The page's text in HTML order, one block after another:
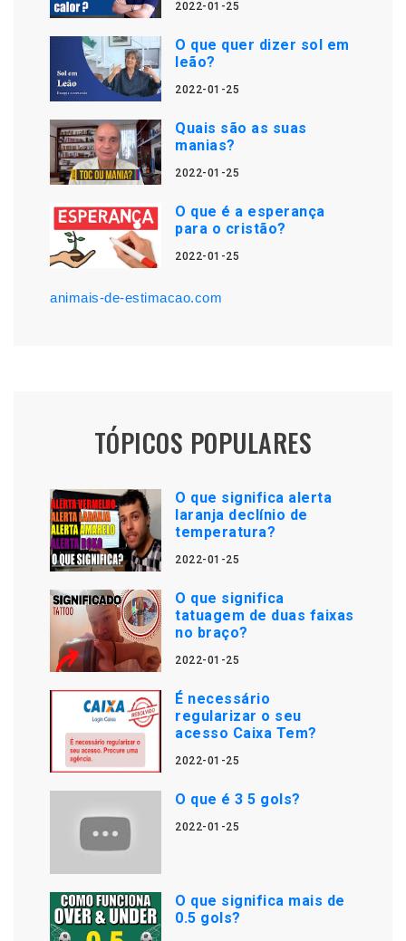
2022-01-25
O que quer dizer sol em
leão?
2022-01-25
Quais são as suas
manias?
2022-01-25
O que é a esperança
para o cristão?
2022-01-25
animais-de-estimacao.com
TÓPICOS POPULARES
O que significa alerta
laranja declínio de
temperatura?
2022-01-25
O que significa
tatuagem de duas faixas
no braço?
2022-01-25
É necessário
regularizar o seu
acesso Caixa Tem?
2022-01-25
O que é 3 5 gols?
2022-01-25
O que significa mais de
0.5 gols?